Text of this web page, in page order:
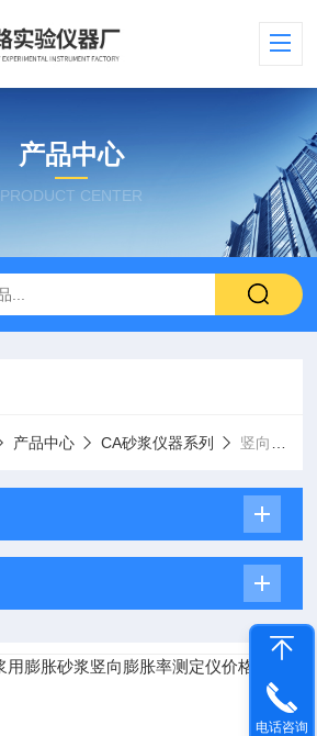
产品中心
PRODUCT CENTER
产品中心 CA砂浆仪器系列 竖向膨胀率测定仪
电话咨询